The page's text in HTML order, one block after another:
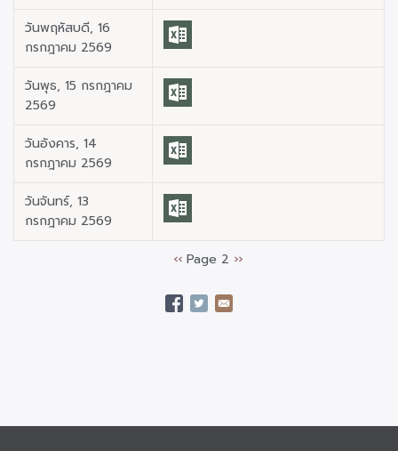
วันพฤหัสบดี, 16
กรกฎาคม 2569
วันพุธ, 15 กรกฎาคม
2569
วันอังคาร, 14
กรกฎาคม 2569
วันจันทร์, 13
กรกฎาคม 2569
หน้า
หน้า
‹‹ Page 2 Next
››